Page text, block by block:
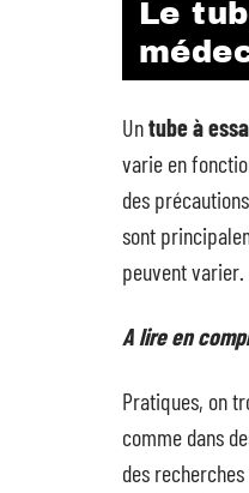
Le
Untube à
varie en
des
sont
peuvent varier.
A lire en
Pratiques, on
comme dans
des